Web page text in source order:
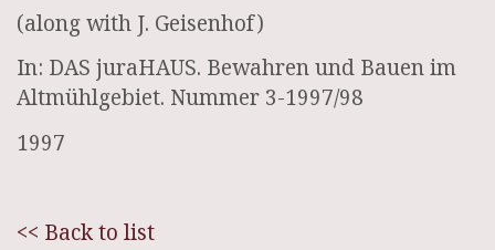
(along with J. Geisenhof)
In: DAS juraHAUS. Bewahren und Bauen im
Altmühlgebiet. Nummer 3-1997/98
1997
<< Back to list